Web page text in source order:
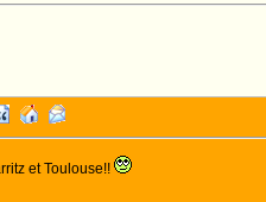
et Toulouse!!